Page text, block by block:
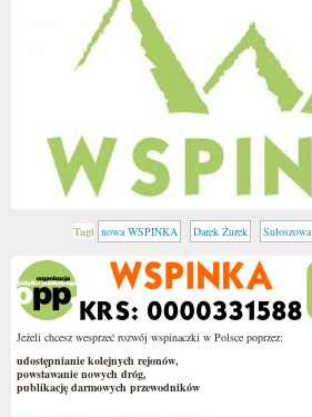
Tagi nowa WSPINKA Darek Żurek Sułoszowa
Jeżeli chcesz wesprzeć rozwój wspinaczki w Polsce poprzez:
udostępnianie kolejnych rejonów,
powstawanie nowych dróg,
publikację darmowych przewodników